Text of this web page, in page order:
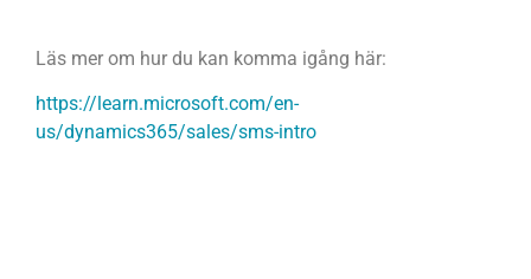
Läs mer om hur du kan komma igång här:
https://learn.microsoft.com/en-
us/dynamics365/sales/sms-intro